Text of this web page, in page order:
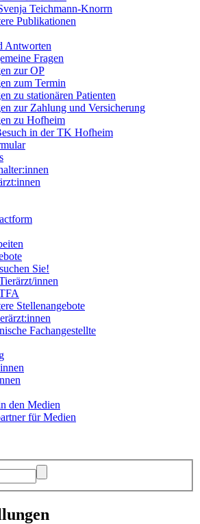
Teichmann-Knorrn
Publikationen
Antworten
Fragen
zur OP
zum Termin
zu stationären Patienten
zur Zahlung und Versicherung
zu Hofheim
in der TK Hofheim
Sie!
innen
Stellenangebote
Fachangestellte
den Medien
für Medien